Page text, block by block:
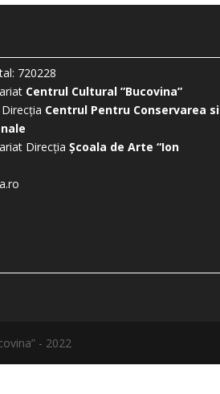
720228
Centrul Cultural ”Bucovina”
Centrul Pentru Conservarea si
DirecțiaȘcoala de Arte “Ion
- 2022